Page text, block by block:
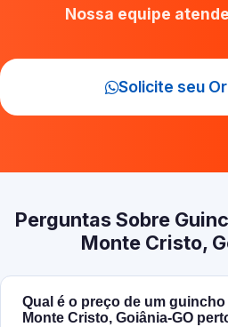
Nossa equipe
Solicite seu
Perguntas Sobre
Monte Cristo,
Qual é o preço de um
Monte Cristo, Goiânia‑GO